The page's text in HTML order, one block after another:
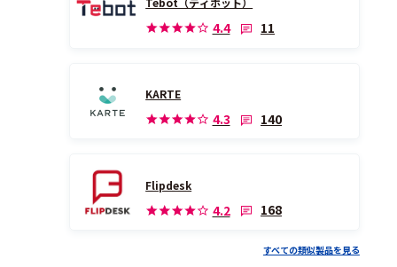
4.4 11
KARTE
4.3 140
Flipdesk
4.2 168
すべての類似製品を見る